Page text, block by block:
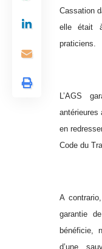
Cassation
elle était
praticiens.
L’AGS
antérieures
en
Code du
A
garantie
bénéficie,
d’une